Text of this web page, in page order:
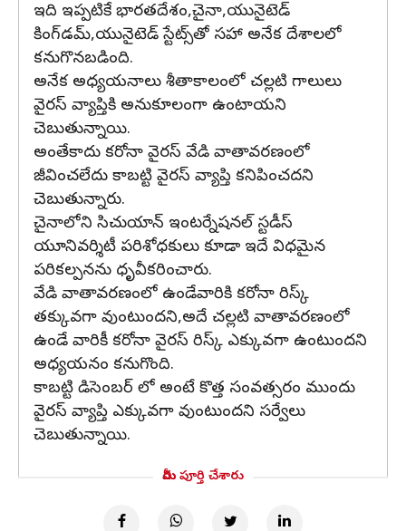
ఇది ఇప్పటికే భారతదేశం,చైనా,యునైటెడ్
కింగ్‌డమ్,యునైటెడ్ స్టేట్స్‌తో సహా అనేక దేశాలలో
కనుగొనబడింది.
అనేక అధ్యయనాలు శీతాకాలంలో చల్లటి గాలులు
వైరస్ వ్యాప్తికి అనుకూలంగా ఉంటాయని
చెబుతున్నాయి.
అంతేకాదు కరోనా వైరస్ వేడి వాతావరణంలో
జీవించలేదు కాబట్టి వైరస్ వ్యాప్తి కనిపించదని
చెబుతున్నారు.
చైనాలోని సిచుయాన్ ఇంటర్నేషనల్ స్టడీస్
యూనివర్శిటీ పరిశోధకులు కూడా ఇదే విధమైన
పరికల్పనను ధృవీకరించారు.
వేడి వాతావరణంలో ఉండేవారికి కరోనా రిస్క్
తక్కువగా వుంటుందని,అదే చల్లటి వాతావరణంలో
ఉండే వారికీ కరోనా వైరస్ రిస్క్ ఎక్కువగా ఉంటుందని
అధ్యయనం కనుగొంది.
కాబట్టి డిసెంబర్ లో అంటే కొత్త సంవత్సరం ముందు
వైరస్ వ్యాప్తి ఎక్కువగా వుంటుందని సర్వేలు
చెబుతున్నాయి.
మీరు పూర్తి చేశారు